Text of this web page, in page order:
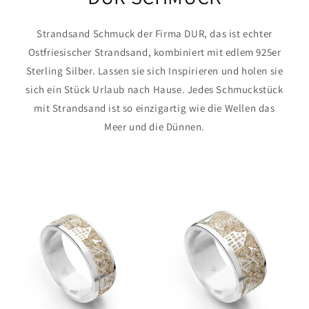
Strandsand Schmuck der Firma DUR, das ist echter
Ostfriesischer Strandsand, kombiniert mit edlem 925er
Sterling Silber. Lassen sie sich Inspirieren und holen sie
sich ein Stück Urlaub nach Hause. Jedes Schmuckstück
mit Strandsand ist so einzigartig wie die Wellen das
Meer und die Dünnen.